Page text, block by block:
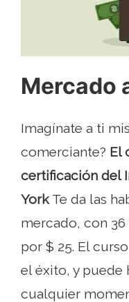
Mercado
Imagínate a ti
comerciante? El
certificación del
YorkTe da las
mercado, con
por $ 25. El
el éxito, y puede
cualquier